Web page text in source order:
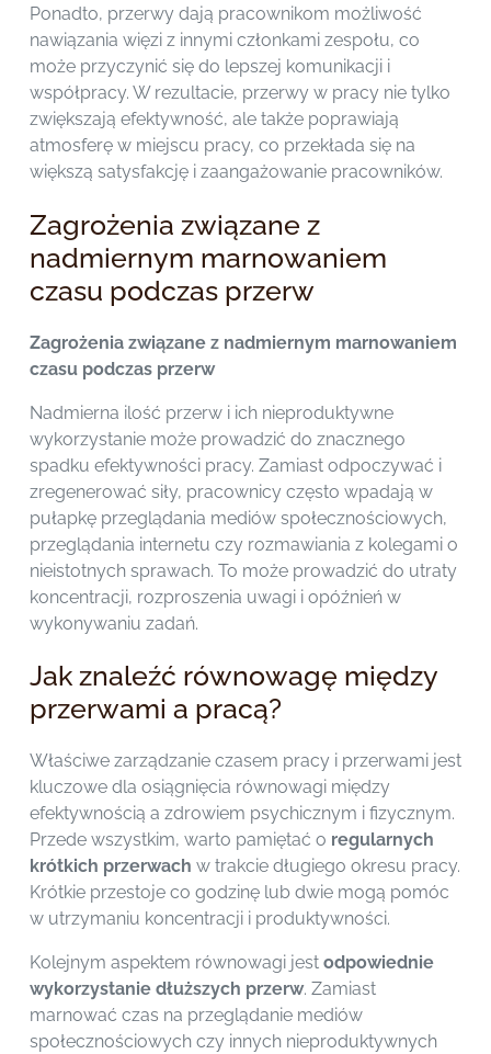
Ponadto, przerwy dają pracownikom możliwość
nawiązania więzi z innymi członkami zespołu, co
może przyczynić się do lepszej komunikacji i
współpracy. W rezultacie, przerwy w pracy nie tylko
zwiększają efektywność, ale także poprawiają
atmosferę w miejscu pracy, co przekłada się na
większą satysfakcję i zaangażowanie pracowników.
Zagrożenia związane z
nadmiernym marnowaniem
czasu podczas przerw
Zagrożenia związane z nadmiernym marnowaniem
czasu podczas przerw
Nadmierna ilość przerw i ich nieproduktywne
wykorzystanie może prowadzić do znacznego
spadku efektywności pracy. Zamiast odpoczywać i
zregenerować siły, pracownicy często wpadają w
pułapkę przeglądania mediów społecznościowych,
przeglądania internetu czy rozmawiania z kolegami o
nieistotnych sprawach. To może prowadzić do utraty
koncentracji, rozproszenia uwagi i opóźnień w
wykonywaniu zadań.
Jak znaleźć równowagę między
przerwami a pracą?
Właściwe zarządzanie czasem pracy i przerwami jest
kluczowe dla osiągnięcia równowagi między
efektywnością a zdrowiem psychicznym i fizycznym.
Przede wszystkim, warto pamiętać o regularnych
krótkich przerwach w trakcie długiego okresu pracy.
Krótkie przestoje co godzinę lub dwie mogą pomóc
w utrzymaniu koncentracji i produktywności.
Kolejnym aspektem równowagi jest odpowiednie
wykorzystanie dłuższych przerw. Zamiast
marnować czas na przeglądanie mediów
społecznościowych czy innych nieproduktywnych